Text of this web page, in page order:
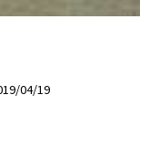
04/19